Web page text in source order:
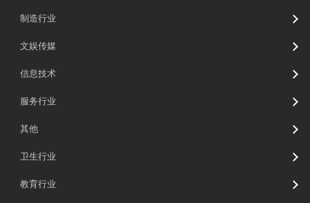
制造行业
文娱传媒
信息技术
服务行业
其他
卫生行业
教育行业